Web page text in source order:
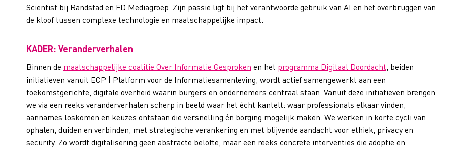
Scientist bij Randstad en FD Mediagroep. Zijn passie ligt bij het verantwoorde gebruik van AI en het overbruggen van
de kloof tussen complexe technologie en maatschappelijke impact.
KADER: Veranderverhalen
Binnen de maatschappelijke coalitie Over Informatie Gesproken en het programma Digitaal Doordacht , beiden
initiatieven vanuit ECP | Platform voor de Informatiesamenleving, wordt actief samengewerkt aan een
toekomstgerichte, digitale overheid waarin burgers en ondernemers centraal staan. Vanuit deze initiatieven brengen
we via een reeks veranderverhalen scherp in beeld waar het écht kantelt: waar professionals elkaar vinden,
aannames loskomen en keuzes ontstaan die versnelling én borging mogelijk maken. We werken in korte cycli van
ophalen, duiden en verbinden, met strategische verankering en met blijvende aandacht voor ethiek, privacy en
security. Zo wordt digitalisering geen abstracte belofte, maar een reeks concrete interventies die adoptie en